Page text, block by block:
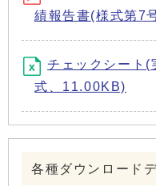
績報告書(様式第7
チェックシート(
式、11.00KB)
各種ダウンロード